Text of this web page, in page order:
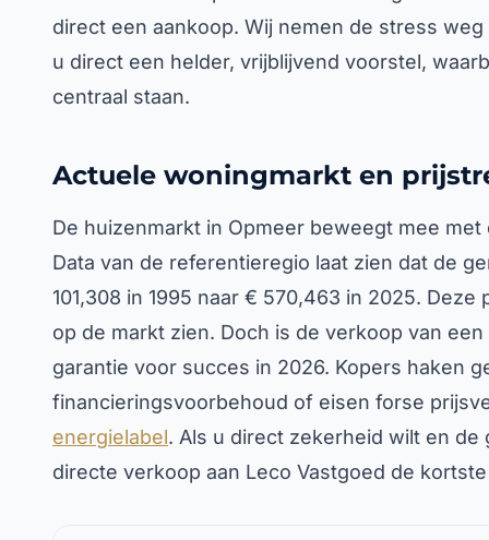
direct een aankoop. Wij nemen de stress
u direct een helder, vrijblijvend voorstel,
centraal staan.
Actuele woningmarkt en
De huizenmarkt in Opmeer beweegt mee
Data van de referentieregio laat zien dat de
101,308 in 1995 naar € 570,463 in 2025.
op de markt zien. Doch is de verkoop van
garantie voor succes in 2026. Kopers haken
financieringsvoorbehoud of eisen forse
energielabel. Als u direct zekerheid wilt en
directe verkoop aan Leco Vastgoed de